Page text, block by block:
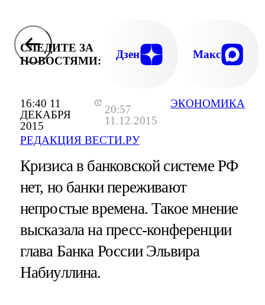
16:40 11
ДЕКАБРЯ
2015
20:57
11.12.2015
РЕДАКЦИЯ ВЕСТИ.РУ
ЭКОНОМИКА
СЛЕДИТЕ ЗА
НОВОСТЯМИ:
Дзен Макс
Кризиса в банковской системе РФ
нет, но банки переживают
непростые времена. Такое мнение
высказала на пресс-конференции
глава Банка России Эльвира
Набиуллина.